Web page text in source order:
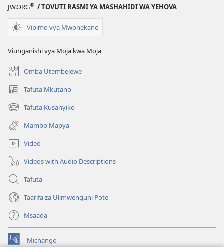
JW.ORG® / TOVUTI RASMI YA MASHAHIDI WA YEHOVA
Vipimo vya Mwonekano
Viunganishi vya Moja kwa Moja
Omba Utembelewe
Tafuta Mkutano
(opens
new
window)
Tafuta Kusanyiko
(opens
new
window)
Mambo Mapya
Video
Videos with Audio Descriptions
Tafuta
Taarifa za Ulimwenguni Pote
Msaada
Michango
(opens